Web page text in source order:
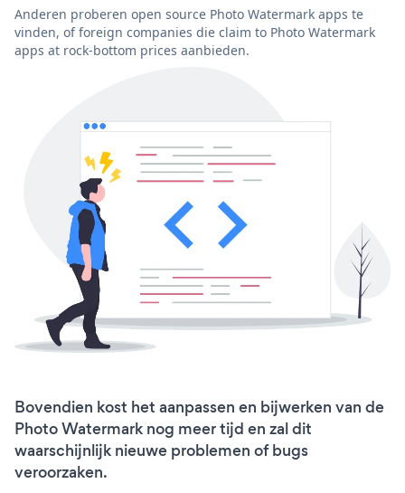
Anderen proberen open source Photo Watermark apps te
vinden, of foreign companies die claim to Photo Watermark
apps at rock-bottom prices aanbieden.
Bovendien kost het aanpassen en bijwerken van de
Photo Watermark nog meer tijd en zal dit
waarschijnlijk nieuwe problemen of bugs
veroorzaken.